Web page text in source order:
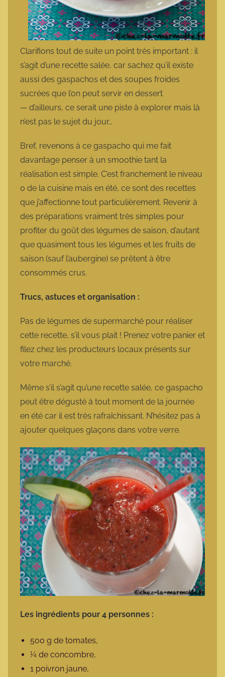
Clarifions tout de suite un point très important : il
s’agit d’une recette salée, car sachez qu’il existe
aussi des gaspachos et des soupes froides
sucrées que l’on peut servir en dessert
— d’ailleurs, ce serait une piste à explorer mais là
n’est pas le sujet du jour…
Bref, revenons à ce gaspacho qui me fait
davantage penser à un smoothie tant la
réalisation est simple. C’est franchement le niveau
0 de la cuisine mais en été, ce sont des recettes
que j’affectionne tout particulièrement. Revenir à
des préparations vraiment très simples pour
profiter du goût des légumes de saison, d’autant
que quasiment tous les légumes et les fruits de
saison (sauf l’aubergine) se prêtent à être
consommés crus.
Trucs, astuces et organisation :
Pas de légumes de supermarché pour réaliser
cette recette, s’il vous plait ! Prenez votre panier et
filez chez les producteurs locaux présents sur
votre marché.
Même s’il s’agit qu’une recette salée, ce gaspacho
peut être dégusté à tout moment de la journée
en été car il est très rafraîchissant. N’hésitez pas à
ajouter quelques glaçons dans votre verre.
Les ingrédients pour 4 personnes :
500 g de tomates,
¼ de concombre,
1 poivron jaune,